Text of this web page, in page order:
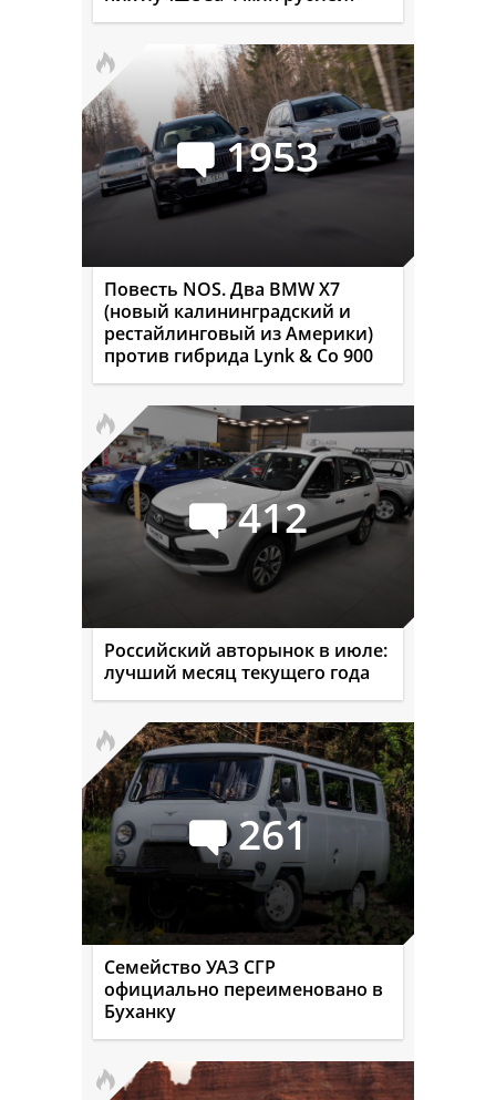
1953
Повесть NOS. Два BMW X7
(новый калининградский и
рестайлинговый из Америки)
против гибрида Lynk & Co 900
412
Российский авторынок в июле:
лучший месяц текущего года
261
Семейство УАЗ СГР
официально переименовано в
Буханку